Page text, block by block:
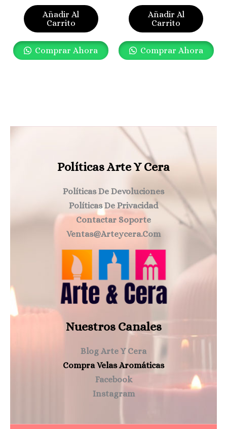
Añadir Al
Carrito
Comprar Ahora
Añadir Al
Carrito
Comprar Ahora
Políticas Arte Y Cera
Políticas De Devoluciones
Políticas De Privacidad
Contactar Soporte
Ventas@arteycera.com
Nuestros Canales
Blog Arte Y Cera
Compra Velas Aromáticas
Facebook
Instagram